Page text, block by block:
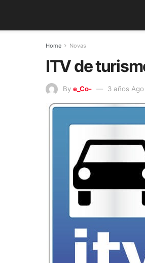
Home Novas
ITV de
By e_Co- 3 años Ago